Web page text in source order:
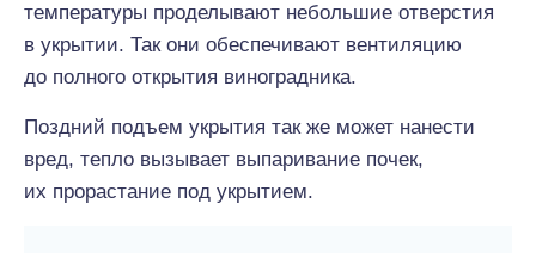
температуры проделывают небольшие отверстия
в укрытии. Так они обеспечивают вентиляцию
до полного открытия виноградника.
Поздний подъем укрытия так же может нанести
вред, тепло вызывает выпаривание почек,
их прорастание под укрытием.